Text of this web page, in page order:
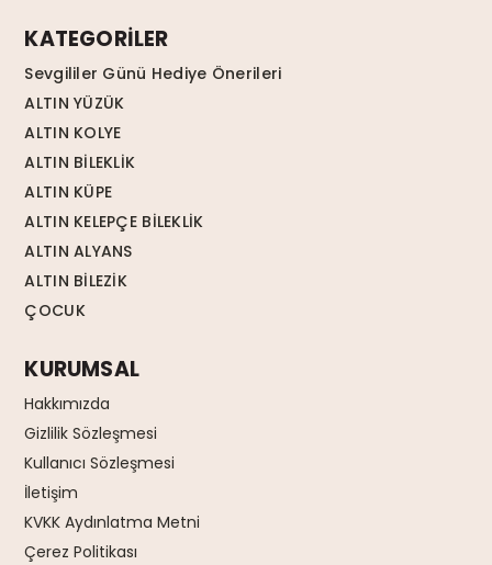
KATEGORİLER
Sevgililer Günü Hediye Önerileri
ALTIN YÜZÜK
ALTIN KOLYE
ALTIN BİLEKLİK
ALTIN KÜPE
ALTIN KELEPÇE BİLEKLİK
ALTIN ALYANS
ALTIN BİLEZİK
ÇOCUK
KURUMSAL
Hakkımızda
Gizlilik Sözleşmesi
Kullanıcı Sözleşmesi
İletişim
KVKK Aydınlatma Metni
Çerez Politikası